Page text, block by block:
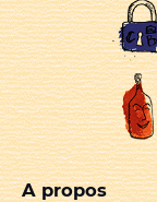
A propos